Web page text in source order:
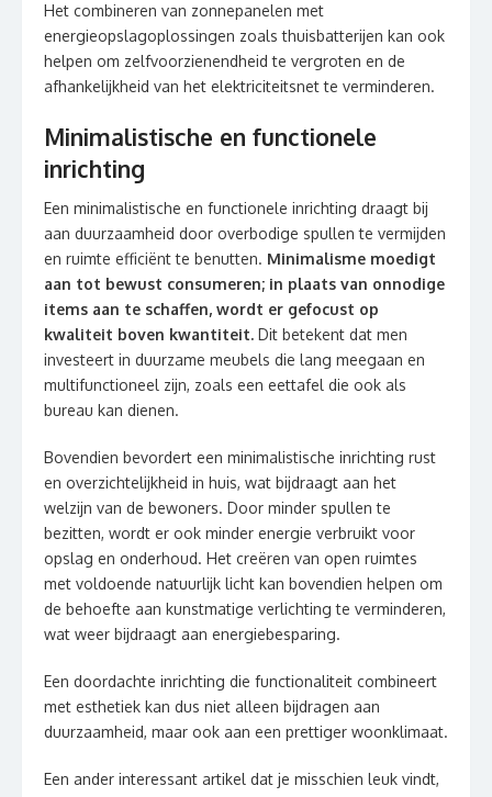
Het combineren van zonnepanelen met
energieopslagoplossingen zoals thuisbatterijen kan ook
helpen om zelfvoorzienendheid te vergroten en de
afhankelijkheid van het elektriciteitsnet te verminderen.
Minimalistische en functionele
inrichting
Een minimalistische en functionele inrichting draagt bij
aan duurzaamheid door overbodige spullen te vermijden
en ruimte efficiënt te benutten. Minimalisme moedigt
aan tot bewust consumeren; in plaats van onnodige
items aan te schaffen, wordt er gefocust op
kwaliteit boven kwantiteit. Dit betekent dat men
investeert in duurzame meubels die lang meegaan en
multifunctioneel zijn, zoals een eettafel die ook als
bureau kan dienen.
Bovendien bevordert een minimalistische inrichting rust
en overzichtelijkheid in huis, wat bijdraagt aan het
welzijn van de bewoners. Door minder spullen te
bezitten, wordt er ook minder energie verbruikt voor
opslag en onderhoud. Het creëren van open ruimtes
met voldoende natuurlijk licht kan bovendien helpen om
de behoefte aan kunstmatige verlichting te verminderen,
wat weer bijdraagt aan energiebesparing.
Een doordachte inrichting die functionaliteit combineert
met esthetiek kan dus niet alleen bijdragen aan
duurzaamheid, maar ook aan een prettiger woonklimaat.
Een ander interessant artikel dat je misschien leuk vindt,